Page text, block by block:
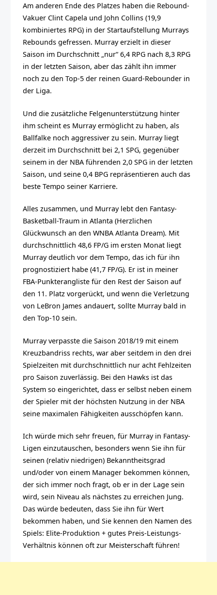
Am anderen Ende des Platzes haben die Rebound-
Vakuer Clint Capela und John Collins (19,9
kombiniertes RPG) in der Startaufstellung Murrays
Rebounds gefressen. Murray erzielt in dieser
Saison im Durchschnitt „nur“ 6,4 RPG nach 8,3 RPG
in der letzten Saison, aber das zählt ihn immer
noch zu den Top-5 der reinen Guard-Rebounder in
der Liga.
Und die zusätzliche Felgenunterstützung hinter
ihm scheint es Murray ermöglicht zu haben, als
Ballfalke noch aggressiver zu sein. Murray liegt
derzeit im Durchschnitt bei 2,1 SPG, gegenüber
seinem in der NBA führenden 2,0 SPG in der letzten
Saison, und seine 0,4 BPG repräsentieren auch das
beste Tempo seiner Karriere.
Alles zusammen, und Murray lebt den Fantasy-
Basketball-Traum in Atlanta (Herzlichen
Glückwunsch an den WNBA Atlanta Dream). Mit
durchschnittlich 48,6 FP/G im ersten Monat liegt
Murray deutlich vor dem Tempo, das ich für ihn
prognostiziert habe (41,7 FP/G). Er ist in meiner
FBA-Punkterangliste für den Rest der Saison auf
den 11. Platz vorgerückt, und wenn die Verletzung
von LeBron James andauert, sollte Murray bald in
den Top-10 sein.
Murray verpasste die Saison 2018/19 mit einem
Kreuzbandriss rechts, war aber seitdem in den drei
Spielzeiten mit durchschnittlich nur acht Fehlzeiten
pro Saison zuverlässig. Bei den Hawks ist das
System so eingerichtet, dass er selbst neben einem
der Spieler mit der höchsten Nutzung in der NBA
seine maximalen Fähigkeiten ausschöpfen kann.
Ich würde mich sehr freuen, für Murray in Fantasy-
Ligen einzutauschen, besonders wenn Sie ihn für
seinen (relativ niedrigen) Bekanntheitsgrad
und/oder von einem Manager bekommen können,
der sich immer noch fragt, ob er in der Lage sein
wird, sein Niveau als nächstes zu erreichen Jung.
Das würde bedeuten, dass Sie ihn für Wert
bekommen haben, und Sie kennen den Namen des
Spiels: Elite-Produktion + gutes Preis-Leistungs-
Verhältnis können oft zur Meisterschaft führen!